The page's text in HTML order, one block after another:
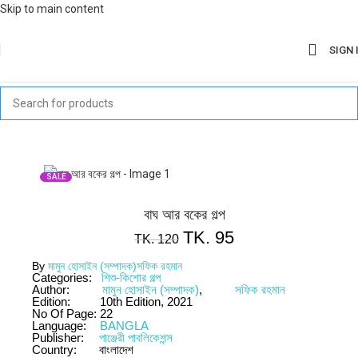
Skip to main content
SIGN
SALE
বাঘ আর বকের গল্প
TK.120 TK. 95
By মামুন হোসাইন (সম্পাদক)সফিক রহমান
Categories:
শিশু-কিশোর গল্প
Author:
মামুন হোসাইন (সম্পাদক),
সফিক রহমান
Edition:
10th Edition, 2021
No Of Page: 22
Language:
BANGLA
Publisher:
পাঞ্জেরী পাবলিকেশন্স
Country:
বাংলাদেশ